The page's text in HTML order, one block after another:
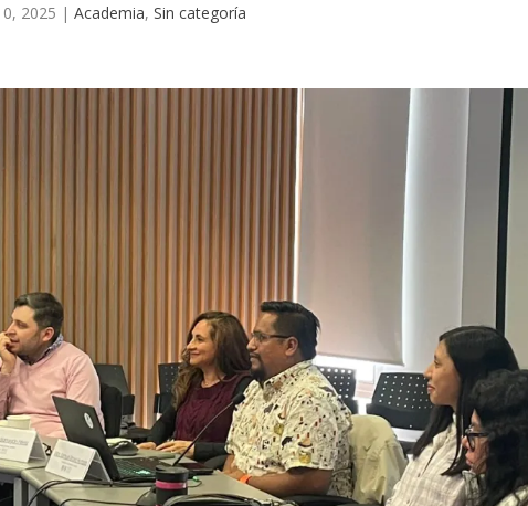
2025 |Academia,Sin categoría